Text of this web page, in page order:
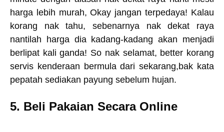
harga lebih murah, Okay jangan terpedaya! Kalau
korang nak tahu, sebenarnya nak dekat raya
nantilah harga dia kadang-kadang akan menjadi
berlipat kali ganda! So nak selamat, better korang
servis kenderaan bermula dari sekarang,bak kata
pepatah sediakan payung sebelum hujan.
5. Beli Pakaian Secara Online